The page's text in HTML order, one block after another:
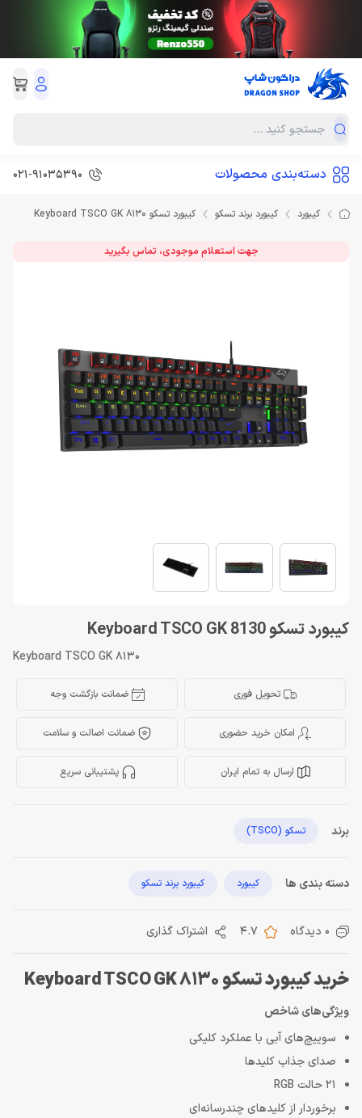
دسته‌بندی محصولات 021-91035390
کیبورد کیبورد برند تسکو کیبورد تسکو Keyboard TSCO GK 8130
جهت استعلام موجودی، تماس بگیرید
کیبورد تسکو Keyboard TSCO GK 8130
Keyboard TSCO GK 8130
تحویل فوری ضمانت بازگشت وجه
امکان خرید حضوری ضمانت اصالت و سلامت
ارسال به تمام ایران پشتیبانی سریع
برند تسکو (TSCO)
دسته بندی ها کیبورد کیبورد برند تسکو
0 دیدگاه 4.7 اشتراک گذاری
خرید کیبورد تسکو Keyboard TSCO GK 8130
ویژگی‌های شاخص
سوییچ‌های آبی با عملکرد کلیکی
صدای جذاب کلیدها
21 حالت RGB
برخوردار از کلیدهای چندرسانه‌ای